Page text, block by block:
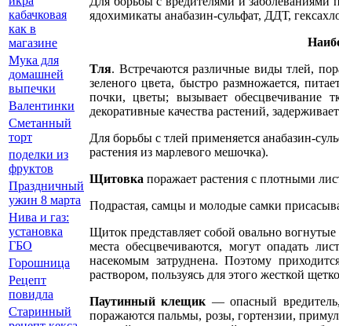
ядохимикаты анабазин-сульфат, ДДТ,
Тля. Встречаются различные виды тлей,
зеленого цвета, быстро размножается,
почки, цветы; вызывает обесцвечивание
декоративные качества растений,
Для борьбы с тлей применяется анабазин-
растения из марлевого мешочка).
Щитовка поражает растения с плотными
Подрастая, самцы и молодые самки
Щиток представляет собой овально
места обесцвечиваются, могут опадать
насекомым затруднена. Поэтому
раствором, пользуясь для этого жесткой
Паутинный клещик — опасный
поражаются пальмы, розы, гортензии,
кабачковая
как в
магазине
Мука для
домашней
выпечки
Валентинки
Сметанный
торт
поделки из
фруктов
Праздничный
ужин 8 марта
Нива и газ:
установка
ГБО
Горошница
Рецепт
повидла
Старинный